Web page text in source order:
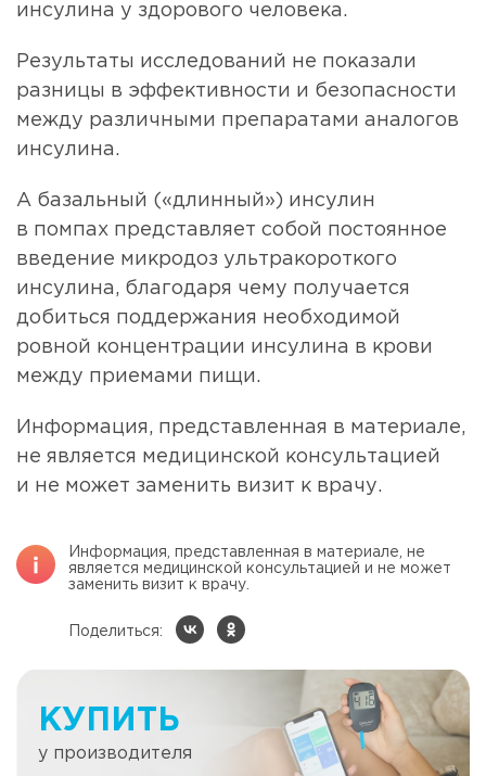
инсулина у здорового человека.
Результаты исследований не показали
разницы в эффективности и безопасности
между различными препаратами аналогов
инсулина.
А базальный («длинный») инсулин
в помпах представляет собой постоянное
введение микродоз ультракороткого
инсулина, благодаря чему получается
добиться поддержания необходимой
ровной концентрации инсулина в крови
между приемами пищи.
Информация, представленная в материале,
не является медицинской консультацией
и не может заменить визит к врачу.
Информация, представленная в материале, не
является медицинской консультацией и не может
заменить визит к врачу.
Поделиться:
КУПИТЬ
у производителя